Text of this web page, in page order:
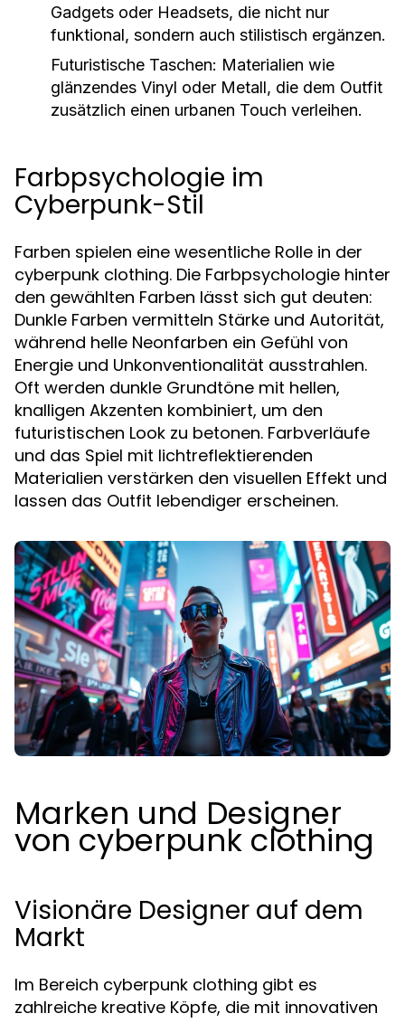
Gadgets oder Headsets, die nicht nur
funktional, sondern auch stilistisch ergänzen.
Futuristische Taschen: Materialien wie
glänzendes Vinyl oder Metall, die dem Outfit
zusätzlich einen urbanen Touch verleihen.
Farbpsychologie im
Cyberpunk-Stil
Farben spielen eine wesentliche Rolle in der
cyberpunk clothing. Die Farbpsychologie hinter
den gewählten Farben lässt sich gut deuten:
Dunkle Farben vermitteln Stärke und Autorität,
während helle Neonfarben ein Gefühl von
Energie und Unkonventionalität ausstrahlen.
Oft werden dunkle Grundtöne mit hellen,
knalligen Akzenten kombiniert, um den
futuristischen Look zu betonen. Farbverläufe
und das Spiel mit lichtreflektierenden
Materialien verstärken den visuellen Effekt und
lassen das Outfit lebendiger erscheinen.
Marken und Designer
von cyberpunk clothing
Visionäre Designer auf dem
Markt
Im Bereich cyberpunk clothing gibt es
zahlreiche kreative Köpfe, die mit innovativen